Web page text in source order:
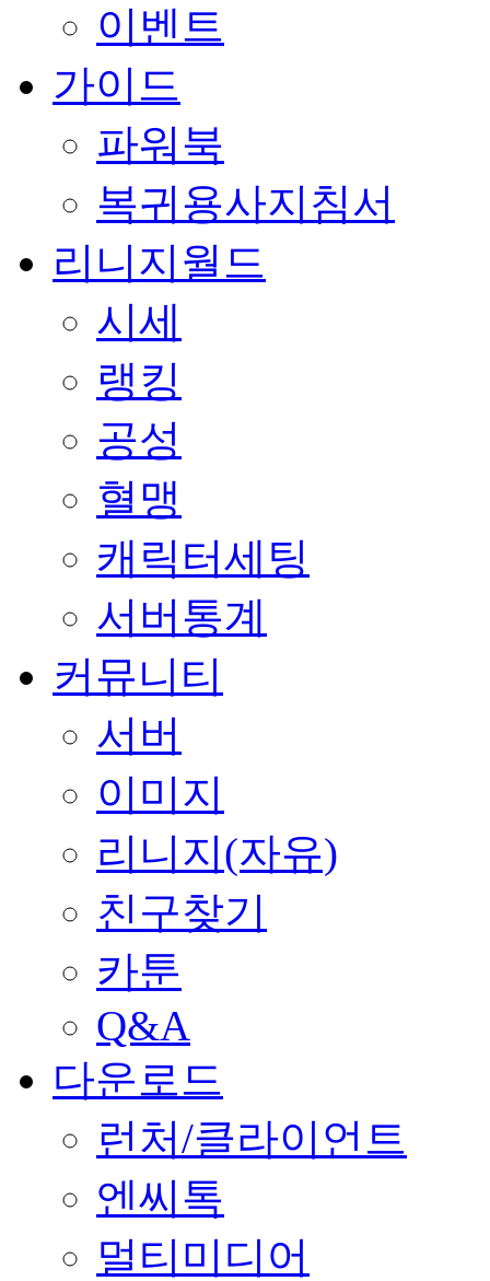
이벤트
가이드
파워북
복귀용사지침서
리니지월드
시세
랭킹
공성
혈맹
캐릭터세팅
서버통계
커뮤니티
서버
이미지
리니지(자유)
친구찾기
카툰
Q&A
다운로드
런처/클라이언트
엔씨톡
멀티미디어